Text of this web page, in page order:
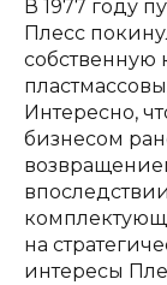
В 1977 году
Плесс
собственную
Интересно,
бизнесом
на
интересы